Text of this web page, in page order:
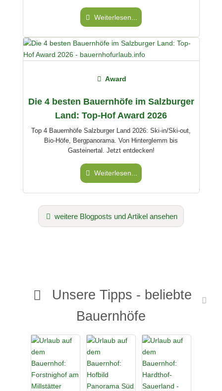
Weiterlesen...
Die 4 besten Bauernhöfe im Salzburger
Land: Top-Hof Award 2026
Award
Top 4 Bauernhöfe Salzburger Land 2026: Ski-in/Ski-out,
Bio-Höfe, Bergpanorama. Von Hinterglemm bis
Gasteinertal. Jetzt entdecken!
Weiterlesen...
weitere Blogposts und Artikel ansehen
Unsere Tipps - beliebte
Bauernhöfe